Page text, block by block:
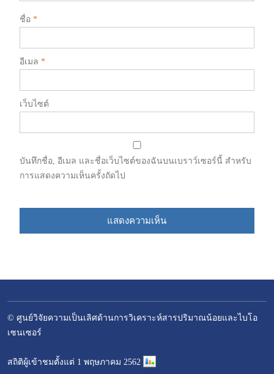
ชื่อ *
อีเมล *
เว็บไซต์
บันทึกชื่อ, อีเมล และชื่อเว็บไซต์ของฉันบนเบราว์เซอร์นี้ สำหรับ
การแสดงความเห็นครั้งถัดไป
© ศูนย์วิจัยความเป็นเลิศด้านการวิเคราะห์สารปริมาณน้อยและไบโอ
เซนเซอร์
สถิติผู้เข้าชมตั้งแต่ 1 พฤษภาคม 2562